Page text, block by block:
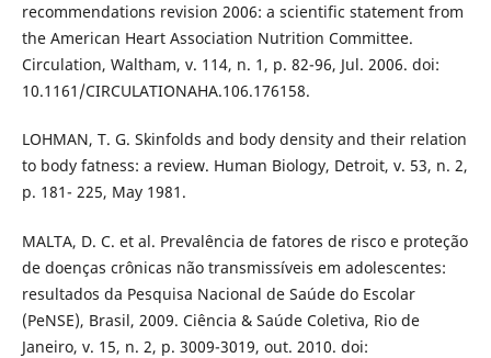
recommendations revision 2006: a scientific statement from
the American Heart Association Nutrition Committee.
Circulation, Waltham, v. 114, n. 1, p. 82-96, Jul. 2006. doi:
10.1161/CIRCULATIONAHA.106.176158.
LOHMAN, T. G. Skinfolds and body density and their relation
to body fatness: a review. Human Biology, Detroit, v. 53, n. 2,
p. 181- 225, May 1981.
MALTA, D. C. et al. Prevalência de fatores de risco e proteção
de doenças crônicas não transmissíveis em adolescentes:
resultados da Pesquisa Nacional de Saúde do Escolar
(PeNSE), Brasil, 2009. Ciência & Saúde Coletiva, Rio de
Janeiro, v. 15, n. 2, p. 3009-3019, out. 2010. doi: